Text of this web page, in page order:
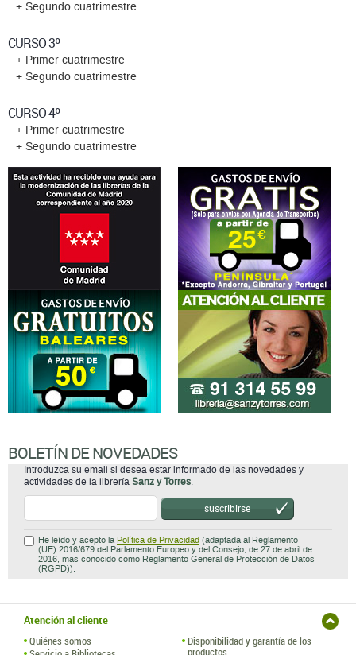
+ Segundo cuatrimestre
CURSO 3º
+ Primer cuatrimestre
+ Segundo cuatrimestre
CURSO 4º
+ Primer cuatrimestre
+ Segundo cuatrimestre
BOLETÍN DE NOVEDADES
Introduzca su email si desea estar informado de las novedades y
actividades de la librería Sanz y Torres.
suscribirse
He leído y acepto la Política de Privacidad (adaptada al Reglamento
(UE) 2016/679 del Parlamento Europeo y del Consejo, de 27 de abril de
2016, mas conocido como Reglamento General de Protección de Datos
(RGPD)).
Atención al cliente
Quiénes somos
Disponibilidad y garantía de los